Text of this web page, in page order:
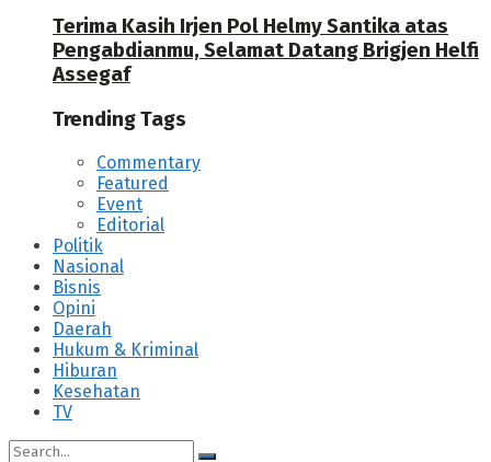
Terima Kasih Irjen Pol Helmy Santika atas
Pengabdianmu, Selamat Datang Brigjen Helfi
Assegaf
Trending Tags
Commentary
Featured
Event
Editorial
Politik
Nasional
Bisnis
Opini
Daerah
Hukum & Kriminal
Hiburan
Kesehatan
TV